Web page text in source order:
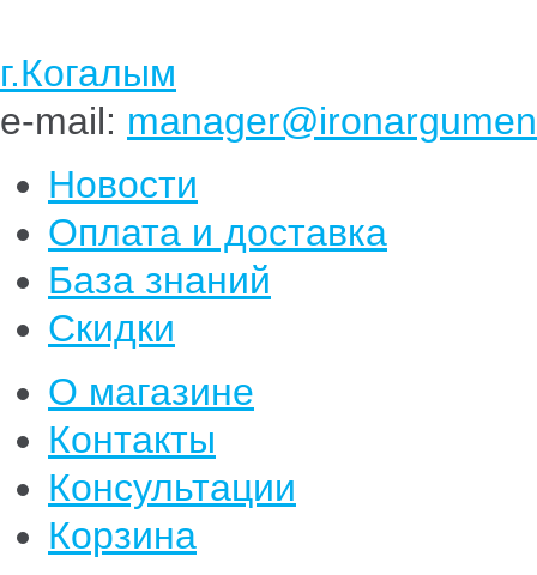
г.Когалым
e-mail:
Новости
Оплата и доставка
База знаний
Скидки
О магазине
Контакты
Консультации
Корзина